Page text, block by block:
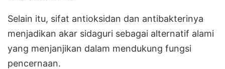
Selain itu, sifat antioksidan dan antibakterinya
menjadikan akar sidaguri sebagai alternatif alami
yang menjanjikan dalam mendukung fungsi
pencernaan.